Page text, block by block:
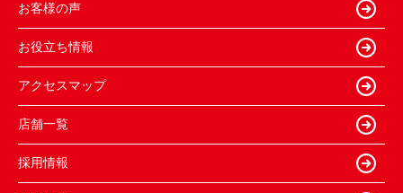
お客様の声
お役立ち情報
アクセスマップ
店舗一覧
採用情報